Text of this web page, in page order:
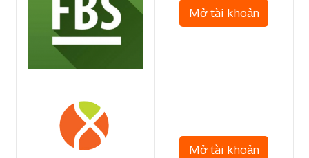
Mở tài khoản
Mở tài khoản